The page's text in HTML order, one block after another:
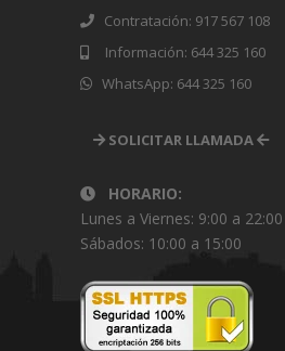
Contratación: 917 567 108
Información: 644 325 160
WhatsApp: 644 325 160
SOLICITAR LLAMADA
HORARIO:
Lunes a Viernes: 9:00 a 22:00
Sábados: 10:00 a 15:00